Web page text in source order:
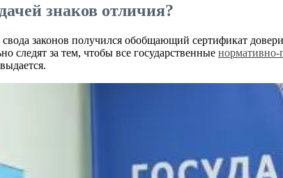
знаков отличия?
законов получился обобщающий сертификат
следят за тем, чтобы все государственные нормативно-